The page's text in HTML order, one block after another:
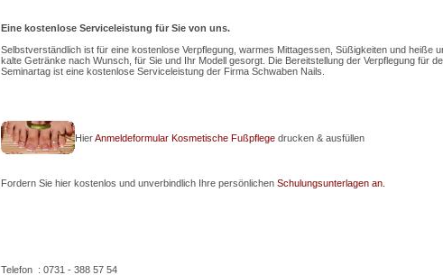
Eine kostenlose Serviceleistung für Sie von uns.
Selbstverständlich ist für eine kostenlose Verpflegung, warmes Mittagessen, Süßigkeiten und heiße
kalte Getränke nach Wunsch, für Sie und Ihr Modell gesorgt. Die Bereitstellung der Verpflegung für
Seminartag ist eine kostenlose Serviceleistung der Firma Schwaben Nails.
HierAnmeldeformular Kosmetische Fußpflegedrucken & ausfüllen
Fordern Sie hier kostenlos und unverbindlich Ihre persönlichen Schulungsunterlagen an.
Telefon : 0731 - 388 57 54